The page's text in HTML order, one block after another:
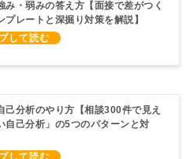
み・弱みの答え方【面接で差がつく
プレートと深掘り対策を解説】
己分析のやり方【相談300件で見え
自己分析」の5つのパターンと対